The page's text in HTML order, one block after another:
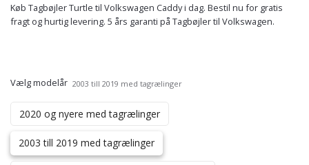
Køb Tagbøjler Turtle til Volkswagen Caddy i dag. Bestil nu for gratis
fragt og hurtig levering. 5 års garanti på Tagbøjler til Volkswagen.
Vælg modelår 2003 till 2019 med tagrælinger
2020 og nyere med tagrælinger
2003 till 2019 med tagrælinger